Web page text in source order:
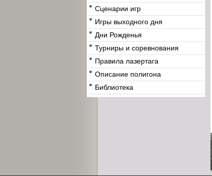
Сценарии игр
Игры выходного дня
Дни Рожденья
Турниры и соревнования
Правила лазертага
Описание полигона
Библиотека